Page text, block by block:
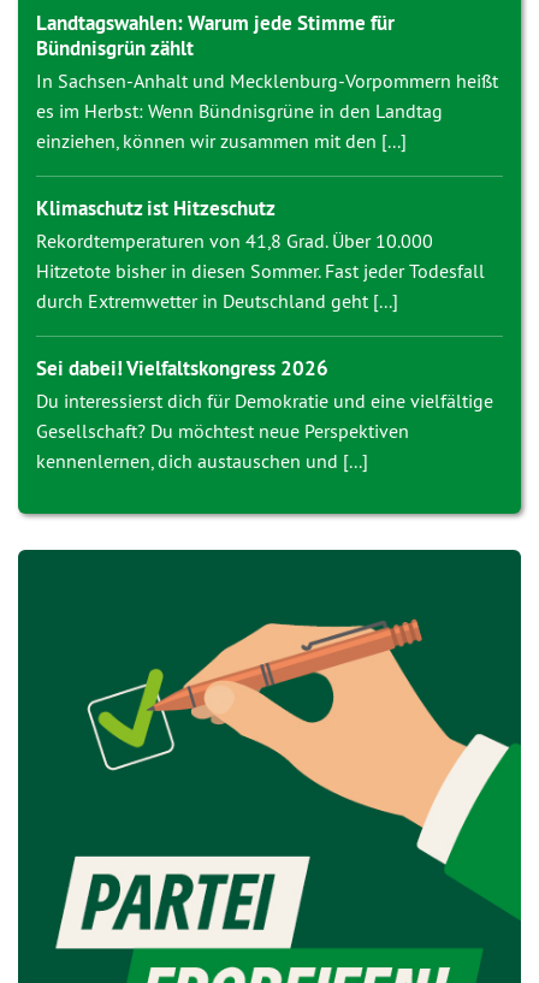
Landtagswahlen: Warum jede Stimme für
Bündnisgrün zählt
In Sachsen-Anhalt und Mecklenburg-Vorpommern heißt
es im Herbst: Wenn Bündnisgrüne in den Landtag
einziehen, können wir zusammen mit den [...]
Klimaschutz ist Hitzeschutz
Rekordtemperaturen von 41,8 Grad. Über 10.000
Hitzetote bisher in diesen Sommer. Fast jeder Todesfall
durch Extremwetter in Deutschland geht [...]
Sei dabei! Vielfaltskongress 2026
Du interessierst dich für Demokratie und eine vielfältige
Gesellschaft? Du möchtest neue Perspektiven
kennenlernen, dich austauschen und [...]